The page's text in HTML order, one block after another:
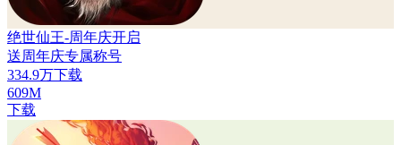
绝世仙王-周年庆开启
送周年庆专属称号
334.9万下载
609M
下载